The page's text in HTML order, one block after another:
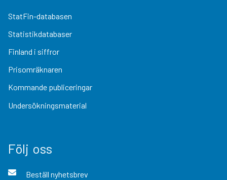
StatFin-databasen
Statistikdatabaser
Finland i siffror
Prisomräknaren
Kommande publiceringar
Undersökningsmaterial
Följ oss
Beställ nyhetsbrev